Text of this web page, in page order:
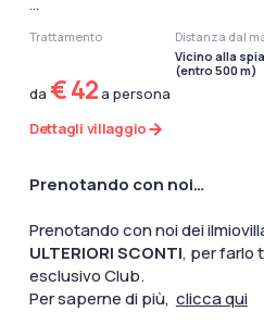
...
Trattamento
Distanza dal
Vicino alla
(entro 500 m)
da € 42a persona
Dettagli villaggio
Prenotando con noi…
Prenotando con noi dei
ULTERIORI SCONTI, per farlo
esclusivo Club.
Per saperne di più, clicca qui